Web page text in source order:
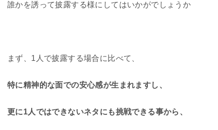
誰かを誘って披露する様にしてはいかがでしょうか
まず、1人で披露する場合に比べて、
特に精神的な面での安心感が生まれますし、
更に1人ではできないネタにも挑戦できる事から、